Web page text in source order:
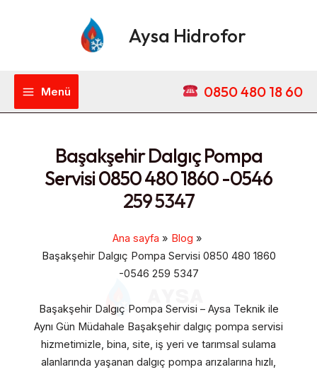
Aysa Hidrofor
Menü 0850 480 18 60
Başakşehir Dalgıç Pompa
Servisi 0850 480 1860 -0546
259 5347
Ana sayfa
Blog
Başakşehir Dalgıç Pompa Servisi 0850 480 1860
-0546 259 5347
Başakşehir Dalgıç Pompa Servisi – Aysa Teknik ile
Aynı Gün Müdahale Başakşehir dalgıç pompa servisi
hizmetimizle, bina, site, iş yeri ve tarımsal sulama
alanlarında yaşanan dalgıç pompa arızalarına hızlı,